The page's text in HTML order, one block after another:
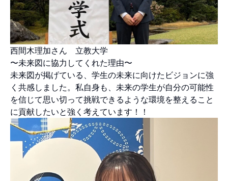
西間木理加さん 立教大学
〜未来図に協力してくれた理由〜
未来図が掲げている、学生の未来に向けたビジョンに強
く共感しました。私自身も、未来の学生が自分の可能性
を信じて思い切って挑戦できるような環境を整えること
に貢献したいと強く考えています！！